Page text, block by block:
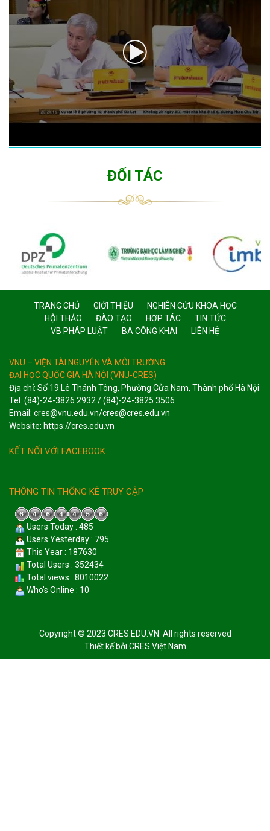
ĐỐI TÁC
TRANG CHỦ GIỚI THIỆU
NGHIÊN CỨU KHOA HỌC
HỘI THẢO
ĐÀO TẠO HỢP TÁC
TIN TỨC
VB PHÁP LUẬT
BA CÔNG KHAI LIÊN HỆ
VNU – VIỆN TÀI NGUYÊN VÀ MÔI TRƯỜNG
ĐẠI HỌC QUỐC GIA HÀ NỘI (VNU-CRES)
Địa chỉ: Số 19 Lê Thánh Tông, Phường Cửa Nam, Thành phố Hà Nội
Tel: (84)-24-3826 2932 / (84)-24-3825 3506
Email: cres@vnu.edu.vn/cres@cres.edu.vn
Website: https://cres.edu.vn
KẾT NỐI VỚI FACEBOOK
THÔNG TIN THỐNG KÊ TRUY CẬP
Users Today : 485
Users Yesterday : 795
This Year : 187630
Total Users : 352434
Total views : 8010022
Who's Online : 10
Copyright © 2023 CRES.EDU.VN. All rights reserved
Thiết kế bởi CRES Việt Nam